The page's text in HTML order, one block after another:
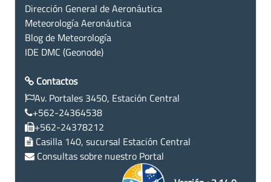
Dirección General de Aeronáutica
Meteorología Aeronáutica
Blog de Meteorología
IDE DMC (Geonode)
Contactos
Av. Portales 3450, Estación Central
+562-24364538
+562-24378212
Casilla 140, sucursal Estación Central
Consultas sobre nuestro Portal